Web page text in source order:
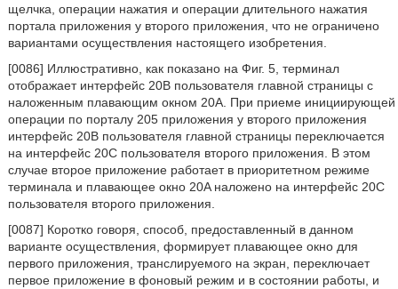
щелчка, операции нажатия и операции длительного нажатия
портала приложения у второго приложения, что не ограничено
вариантами осуществления настоящего изобретения.
[0086] Иллюстративно, как показано на Фиг. 5, терминал
отображает интерфейс 20B пользователя главной страницы с
наложенным плавающим окном 20A. При приеме инициирующей
операции по порталу 205 приложения у второго приложения
интерфейс 20B пользователя главной страницы переключается
на интерфейс 20C пользователя второго приложения. В этом
случае второе приложение работает в приоритетном режиме
терминала и плавающее окно 20A наложено на интерфейс 20C
пользователя второго приложения.
[0087] Коротко говоря, способ, предоставленный в данном
варианте осуществления, формирует плавающее окно для
первого приложения, транслируемого на экран, переключает
первое приложение в фоновый режим и в состоянии работы, и